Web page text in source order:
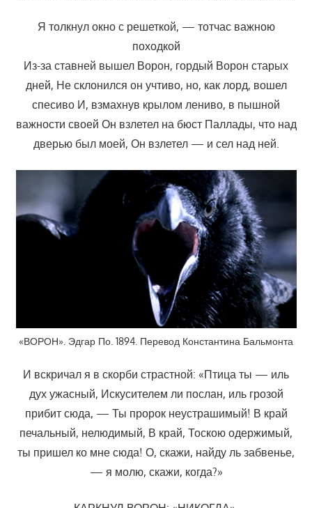
Я толкнул окно с решеткой, — тотчас важною
походкой
Из-за ставней вышел Ворон, гордый Ворон старых
дней, Не склонился он учтиво, но, как лорд, вошел
спесиво И, взмахнув крылом лениво, в пышной
важности своей Он взлетел на бюст Паллады, что над
дверью был моей, Он взлетел — и сел над ней.
«ВОРОН». Эдгар По. 1894. Перевод Константина Бальмонта
И вскричал я в скорби страстной: «Птица ты — иль
дух ужасный, Искусителем ли послан, иль грозой
прибит сюда, — Ты пророк неустрашимый! В край
печальный, нелюдимый, В край, Тоскою одержимый,
ты пришел ко мне сюда! О, скажи, найду ль забвенье,
— я молю, скажи, когда?»